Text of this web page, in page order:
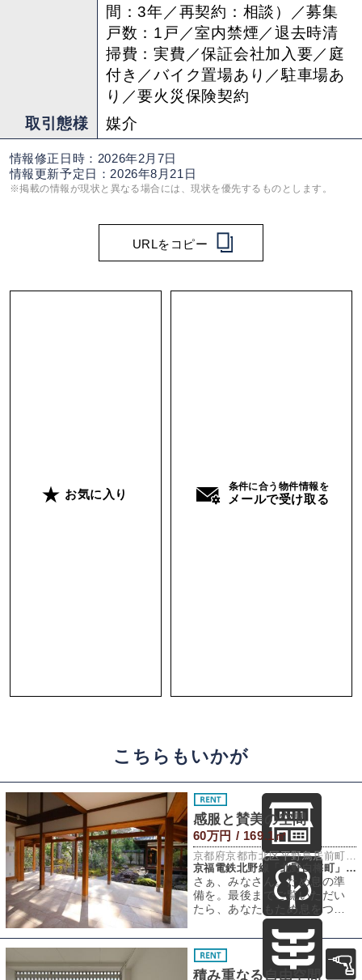
担当 ： 須摩
間：3年／再契約：相談）／募集
戸数：1戸／室内禁煙／退去時清
掃費：実費／保証会社加入要／庭
付き／バイク置場あり／駐車場あ
り／要火災保険契約
取引態様
媒介
情報修正日時：2026年2月7日
情報更新予定日：2026年8月21日
※掲載の情報が現状と異なる場合には、現状を優先するものとします。
URLをコピー
お気に入り
条件に合う物件情報を
メールで受け取る
こちらもいかが
感服と賛美の空間
60万円 / 169.1㎡
京福電鉄北野線「北野白梅町」駅 徒歩7分
さぁ、みなさん。ため息の準
備を。最後までご覧いただい
たら、あなたもため息をつい
てしまうことを約束いたしま
す。北野天満宮の
積み重なる自由空間